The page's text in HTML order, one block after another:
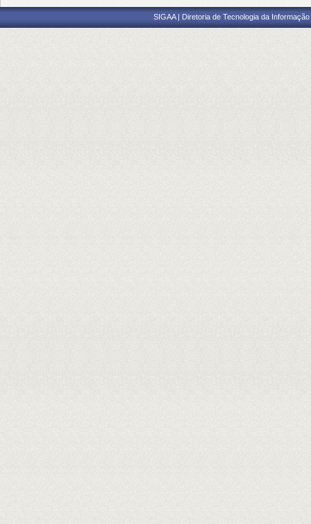
SIGAA | Diretoria de Tecnologia da